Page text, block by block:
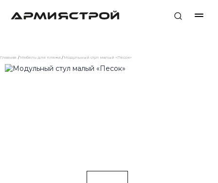
Главная Мебель для пляжа Модульный стул малый «Песок»